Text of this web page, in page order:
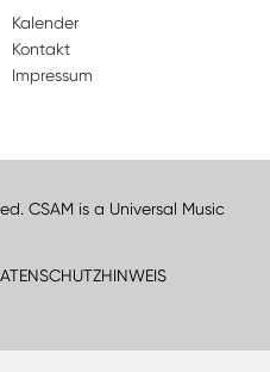
Kalender
Kontakt
Impressum
CSAM is a Universal Music